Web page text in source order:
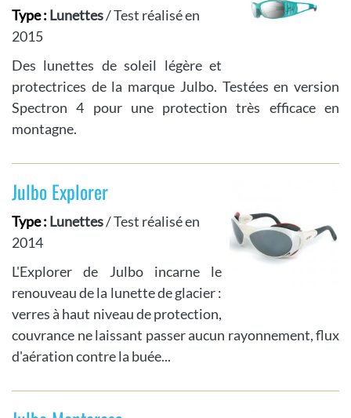
Type : Lunettes/ Test réalisé en
2015
Des lunettes de soleil légère et
protectrices de la marque Julbo. Testées en version
Spectron 4 pour une protection très efficace en
montagne.
Julbo Explorer
Type : Lunettes/ Test réalisé en
2014
L'Explorer de Julbo incarne le
renouveau de la lunette de glacier :
verres à haut niveau de protection,
couvrance ne laissant passer aucun rayonnement, flux
d'aération contre la buée...